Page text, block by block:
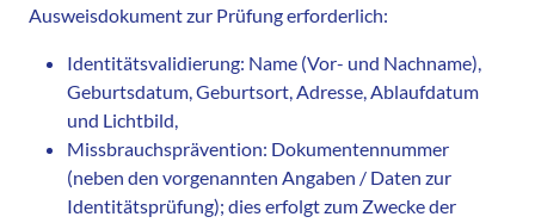
Ausweisdokument zur Prüfung erforderlich:
Identitätsvalidierung: Name (Vor- und Nachname),
Geburtsdatum, Geburtsort, Adresse, Ablaufdatum
und Lichtbild,
Missbrauchsprävention: Dokumentennummer
(neben den vorgenannten Angaben / Daten zur
Identitätsprüfung); dies erfolgt zum Zwecke der